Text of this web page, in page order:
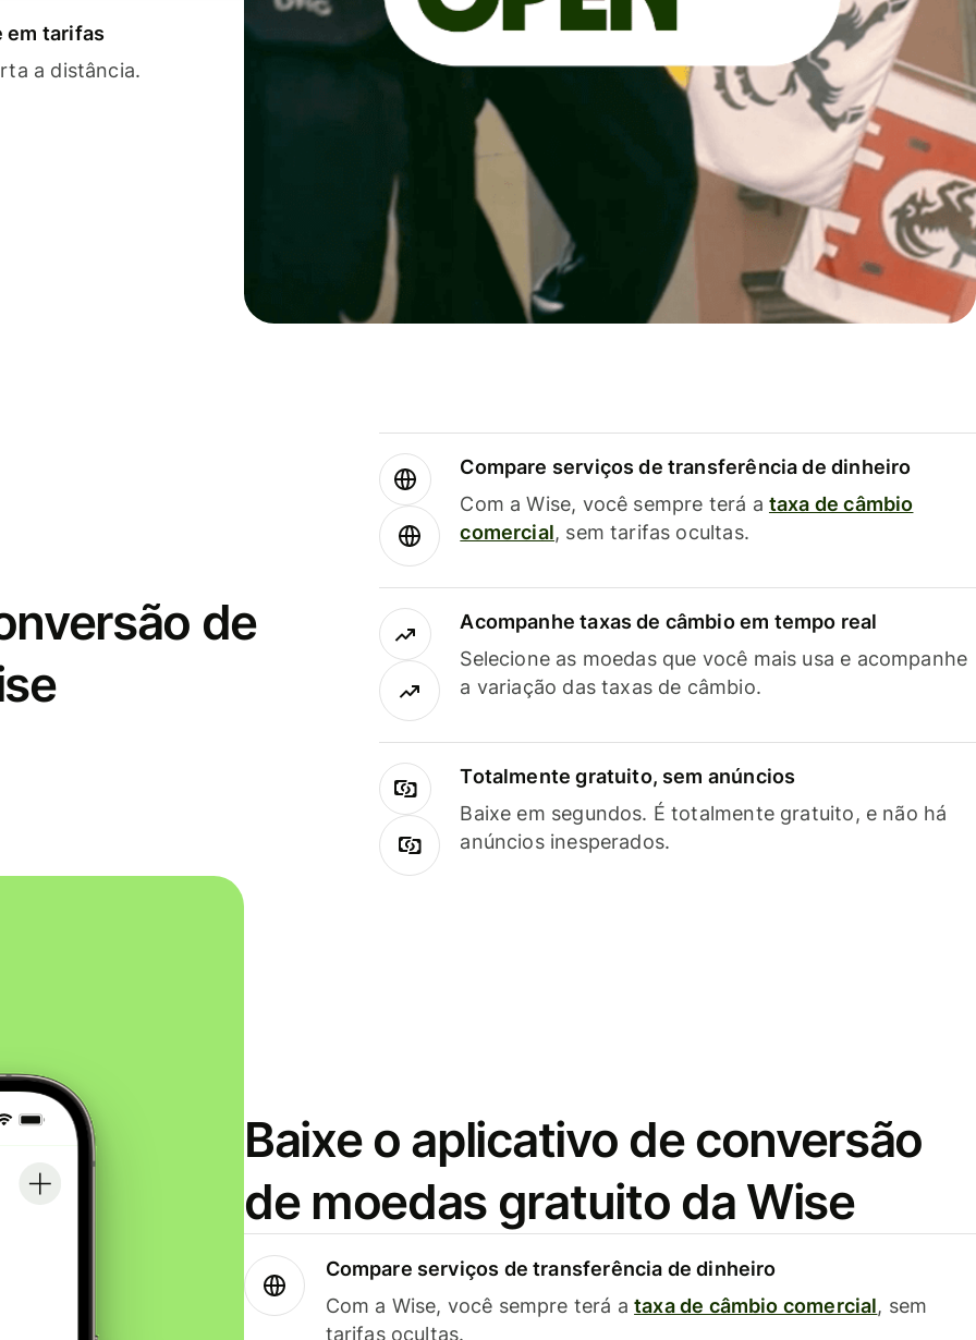
em tarifas
a distância.
de
Compare serviços de transferência de dinheiro
Com a Wise, você sempre terá a taxa de câmbio
comercial, sem tarifas ocultas.
Acompanhe taxas de câmbio em tempo real
Selecione as moedas que você mais usa e acompanhe
a variação das taxas de câmbio.
Totalmente gratuito, sem anúncios
Baixe em segundos. É totalmente gratuito, e não há
anúncios inesperados.
Baixe o aplicativo de conversão
de moedas gratuito da Wise
Compare serviços de transferência de dinheiro
Com a Wise, você sempre terá ataxa de câmbio comercial, sem
tarifas ocultas.